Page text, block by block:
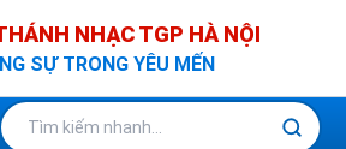
NHẠC TGP HÀ NỘI
SỰ TRONG YÊU MẾN